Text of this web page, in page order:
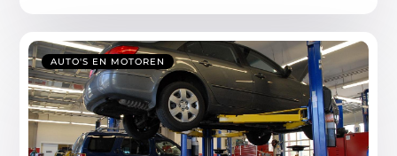
AUTO'S EN MOTOREN